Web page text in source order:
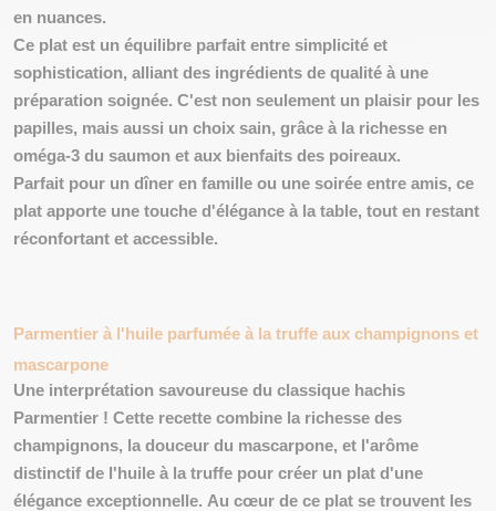
en nuances.
Ce plat est un équilibre parfait entre simplicité et
sophistication, alliant des ingrédients de qualité à une
préparation soignée. C'est non seulement un plaisir pour les
papilles, mais aussi un choix sain, grâce à la richesse en
oméga-3 du saumon et aux bienfaits des poireaux.
Parfait pour un dîner en famille ou une soirée entre amis, ce
plat apporte une touche d'élégance à la table, tout en restant
réconfortant et accessible.
Parmentier à l'huile parfumée à la truffe aux champignons et
mascarpone
Une interprétation savoureuse du classique hachis
Parmentier ! Cette recette combine la richesse des
champignons, la douceur du mascarpone, et l'arôme
distinctif de l'huile à la truffe pour créer un plat d'une
élégance exceptionnelle. Au cœur de ce plat se trouvent les